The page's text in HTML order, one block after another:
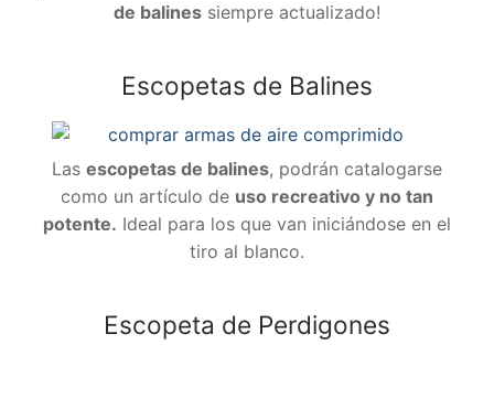
de balines siempre actualizado!
Escopetas de Balines
Las escopetas de balines, podrán catalogarse
como un artículo de uso recreativo y no tan
potente. Ideal para los que van iniciándose en el
tiro al blanco.
Escopeta de Perdigones